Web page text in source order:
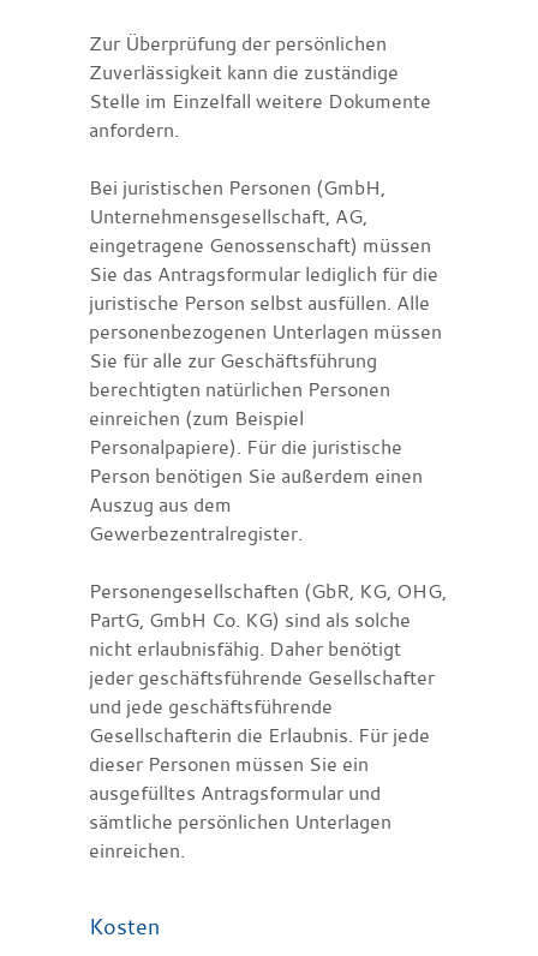
Zur Überprüfung der persönlichen
Zuverlässigkeit kann die zuständige
Stelle im Einzelfall weitere Dokumente
anfordern.
Bei juristischen Personen (GmbH,
Unternehmensgesellschaft, AG,
eingetragene Genossenschaft) müssen
Sie das Antragsformular lediglich für die
juristische Person selbst ausfüllen. Alle
personenbezogenen Unterlagen müssen
Sie für alle zur Geschäftsführung
berechtigten natürlichen Personen
einreichen (zum Beispiel
Personalpapiere). Für die juristische
Person benötigen Sie außerdem einen
Auszug aus dem
Gewerbezentralregister.
Personengesellschaften (GbR, KG, OHG,
PartG, GmbH Co. KG) sind als solche
nicht erlaubnisfähig. Daher benötigt
jeder geschäftsführende Gesellschafter
und jede geschäftsführende
Gesellschafterin die Erlaubnis. Für jede
dieser Personen müssen Sie ein
ausgefülltes Antragsformular und
sämtliche persönlichen Unterlagen
einreichen.
Kosten